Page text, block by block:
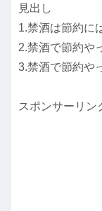
見出し
1.禁酒は節約に
2.禁酒で節約や
3.禁酒で節約や
スポンサーリン